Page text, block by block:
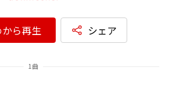
ら再生 シェア
1曲